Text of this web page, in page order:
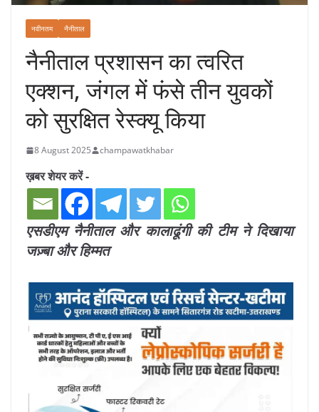
नवीनतम नैनीताल
नैनीताल प्रशासन का त्वरित
एक्शन, जंगल में फंसे तीन युवकों
को सुरक्षित रेस्क्यू किया
8 August 2025 champawatkhabar
ख़बर शेयर करें -
एसडीएम नैनीताल और कालाढूंगी की टीम ने दिखाया
जज़्बा और हिम्मत